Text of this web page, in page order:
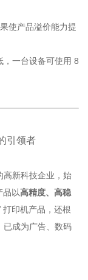
使产品溢价能力提
，一台设备可使用 8
引领者
高新科技企业，始
品以高精度、高稳
印机产品，还根
已成为广告、数码